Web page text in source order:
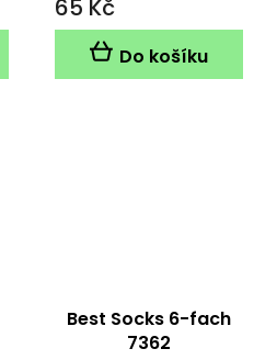
65 Kč
Do košíku
Best Socks 6-fach
7362